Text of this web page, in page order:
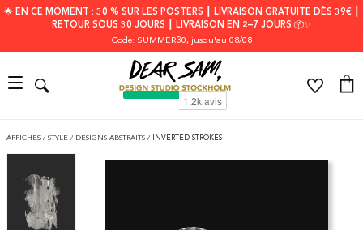
🌟 EN CE MOMENT : 30 % SUR LES POSTERS ┃ LIVRAISON GRATUITE DÈS 39€ ┃
RETOUR SOUS 30 JOURS ┃ LIVRAISON EN 2–7 JOURS 📦✨
Code: SUMMER30, jusqu'au 08/08
AFFICHES / STYLE / DESIGNS ABSTRAITS / INVERTED STROKES